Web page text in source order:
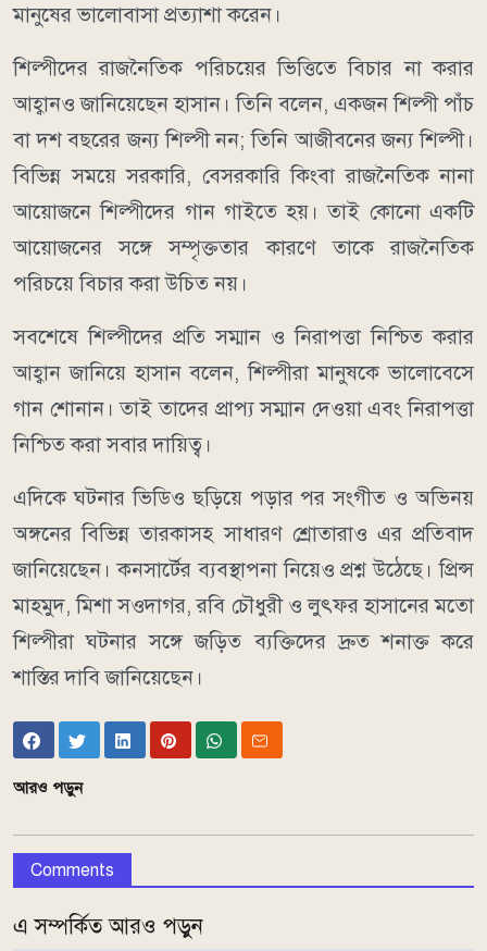
মানুষের ভালোবাসা প্রত্যাশা করেন।
শিল্পীদের রাজনৈতিক পরিচয়ের ভিত্তিতে বিচার না করার
আহ্বানও জানিয়েছেন হাসান। তিনি বলেন, একজন শিল্পী পাঁচ
বা দশ বছরের জন্য শিল্পী নন; তিনি আজীবনের জন্য শিল্পী।
বিভিন্ন সময়ে সরকারি, বেসরকারি কিংবা রাজনৈতিক নানা
আয়োজনে শিল্পীদের গান গাইতে হয়। তাই কোনো একটি
আয়োজনের সঙ্গে সম্পৃক্ততার কারণে তাকে রাজনৈতিক
পরিচয়ে বিচার করা উচিত নয়।
সবশেষে শিল্পীদের প্রতি সম্মান ও নিরাপত্তা নিশ্চিত করার
আহ্বান জানিয়ে হাসান বলেন, শিল্পীরা মানুষকে ভালোবেসে
গান শোনান। তাই তাদের প্রাপ্য সম্মান দেওয়া এবং নিরাপত্তা
নিশ্চিত করা সবার দায়িত্ব।
এদিকে ঘটনার ভিডিও ছড়িয়ে পড়ার পর সংগীত ও অভিনয়
অঙ্গনের বিভিন্ন তারকাসহ সাধারণ শ্রোতারাও এর প্রতিবাদ
জানিয়েছেন। কনসার্টের ব্যবস্থাপনা নিয়েও প্রশ্ন উঠেছে। প্রিন্স
মাহমুদ, মিশা সওদাগর, রবি চৌধুরী ও লুৎফর হাসানের মতো
শিল্পীরা ঘটনার সঙ্গে জড়িত ব্যক্তিদের দ্রুত শনাক্ত করে
শাস্তির দাবি জানিয়েছেন।
আরও পড়ুন
Comments
এ সম্পর্কিত আরও পড়ুন